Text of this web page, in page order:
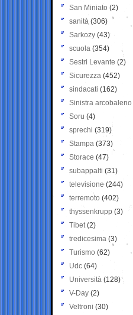
San Miniato (2)
sanità (306)
Sarkozy (43)
scuola (354)
Sestri Levante (2)
Sicurezza (452)
sindacati (162)
Sinistra arcobaleno
Soru (4)
sprechi (319)
Stampa (373)
Storace (47)
subappalti (31)
televisione(244)
terremoto (402)
thyssenkrupp (3)
Tibet(2)
tredicesima (3)
Turismo (62)
Udc (64)
Università (128)
V-Day (2)
Veltroni (30)